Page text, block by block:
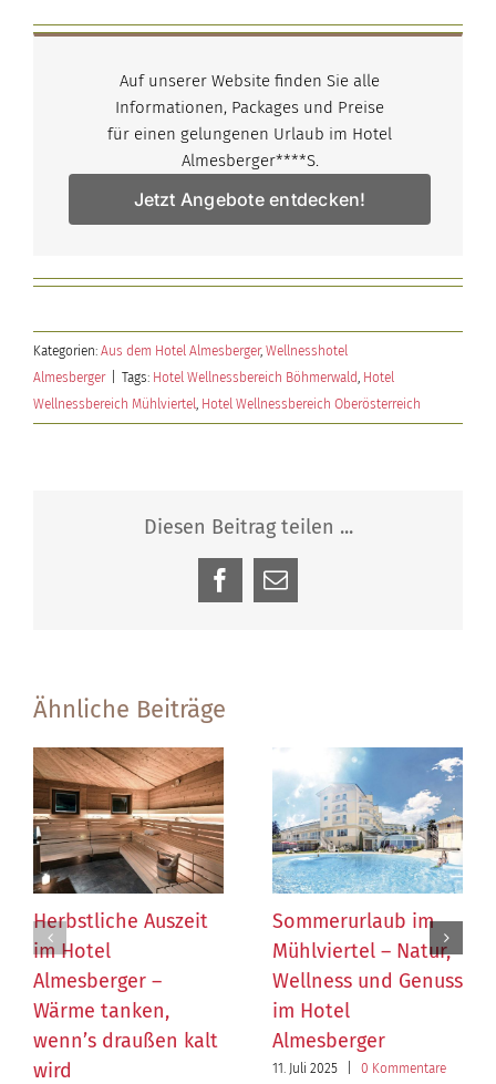
Auf unserer Website finden Sie alle
Informationen, Packages und Preise
für einen gelungenen Urlaub im Hotel
Almesberger****S.
Jetzt Angebote entdecken!
Kategorien: Aus dem Hotel Almesberger, Wellnesshotel
Almesberger
Tags: Hotel Wellnessbereich Böhmerwald, Hotel
Wellnessbereich Mühlviertel, Hotel Wellnessbereich Oberösterreich
Diesen Beitrag teilen ...
Facebook
E-
Ähnliche Beiträge
Herbstliche Auszeit
im Hotel
Almesberger –
Wärme tanken,
wenn’s draußen kalt
wird
Sommerurlaub im
Mühlviertel – Natur,
Wellness und Genuss
im Hotel
Almesberger
11. Juli 2025 0 Kommentare